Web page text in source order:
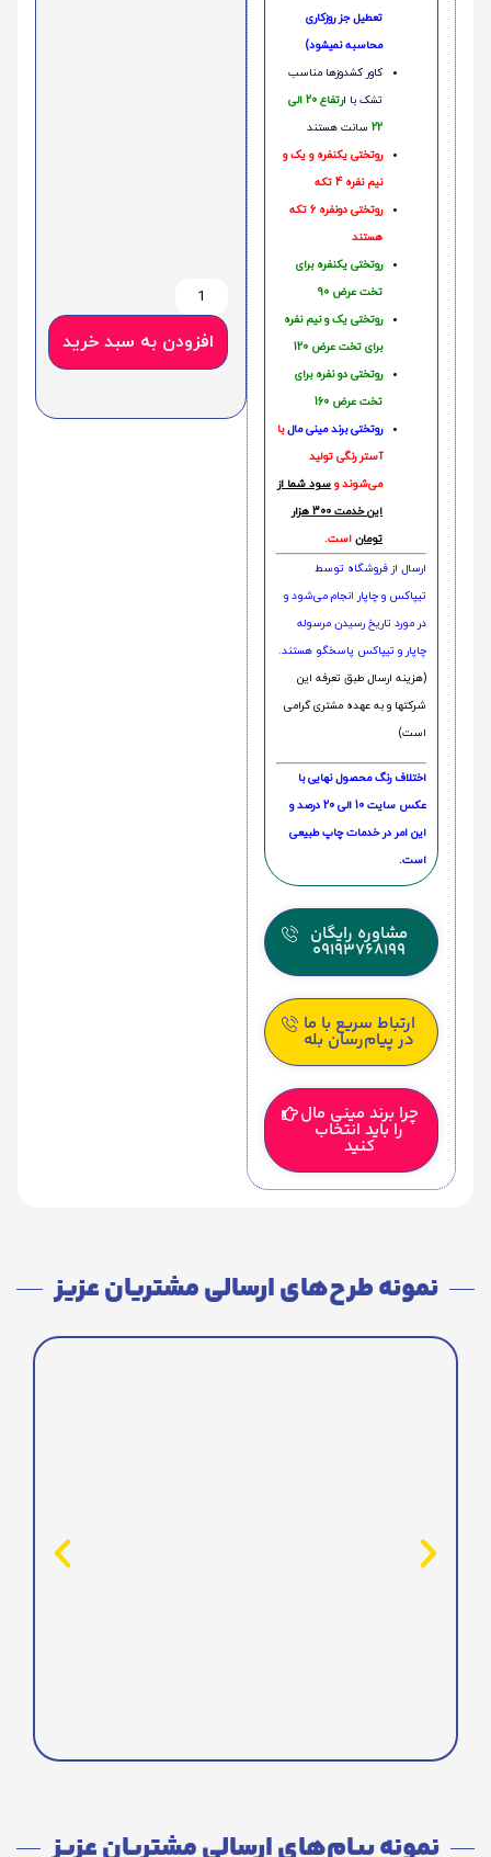
تعطیل جز روزکاری
محاسبه نمیشود)
کاور کشدوزها مناسب
تشک با ا
رتفاع 20 الی
22 سانت هستند
روتختی یکنفره و یک و
نیم نفره 4 تکه
روتختی دونفره 6 تکه
هستند
روتختی یکنفره برای
تخت عرض 90
روتختی یک و نیم نفره
برای تخت عرض 120
روتختی دو نفره برای
تخت عرض 160
روتختی‌ برند مینی مالبا
آستر رنگی تولید
می‌شوند و سود شما از
این خدمت 300 هزار
تومان است.
ارسال از فروشگاه توسط
تیپاکس و چاپار انجام می‌شود و
در مورد تاریخ رسیدن مرسوله
چاپار و تیپاکس پاسخگو هستند.
(هزینه ارسال طبق تعرفه این
شرکتها و به عهده مشتری گرامی
است)
اختلاف رنگ محصول نهایی با
عکس سایت 10 الی 20 درصد و
این امر در خدمات چاپ طبیعی
است.
مشاوره رایگان
09193768199
ارتباط سریع با ما
در پیام‌رسان بله
چرا برند مینی مال
را باید انتخاب
کنید
افزودن به سبد خرید
نمونه طرح‌های ارسالی مشتریان عزیز